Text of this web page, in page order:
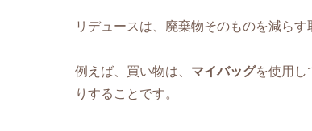
リデュースは、廃棄物そのものを減らす
例えば、買い物は、 マイバッグを使用し
りすることです。